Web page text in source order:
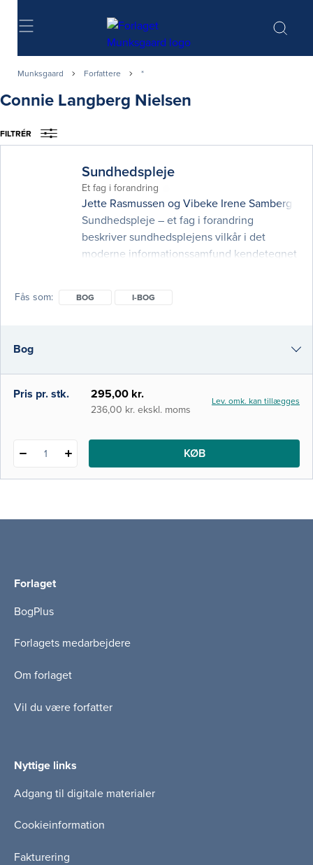
Søg
Munksgaard Forfattere *
Connie Langberg Nielsen
FILTRÉR
Sundhedspleje
Et fag i forandring
Jette Rasmussen og Vibeke Irene Samberg
Sundhedspleje – et fag i forandring
beskriver sundhedsplejens vilkår i det
moderne informationssamfund kendetegnet
kræver forskellige overvejelser og metoder
Men den er også målr
Fås som BOG I-BOG
Bog
i-bog
Pris pr. stk. 295,00 kr.
236,00 kr. ekskl. moms
Lev. omk. kan tillægges
1 KØB
Forlaget
BogPlus
Forlagets medarbejdere
Om forlaget
Vil du være forfatter
Nyttige links
Adgang til digitale materialer
Cookieinformation
Fakturering